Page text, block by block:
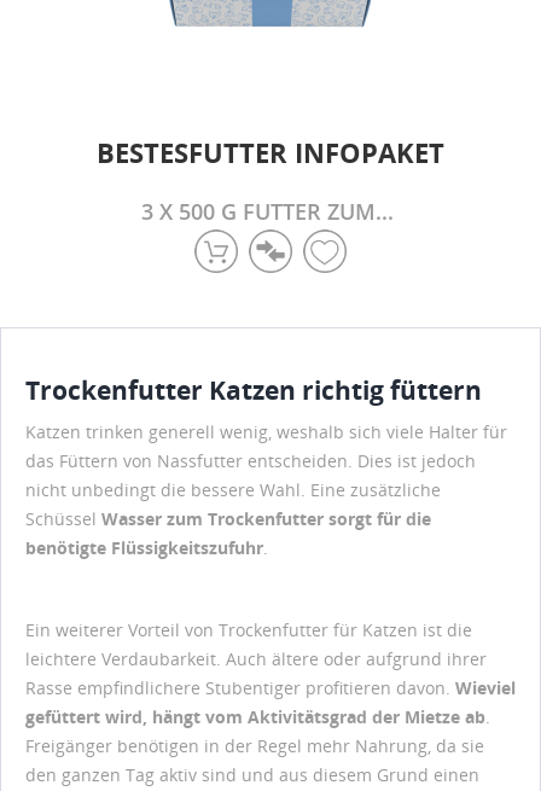
BESTESFUTTER INFOPAKET
KATZENFUTTER
3 X 500 G FUTTER ZUM...
Trockenfutter Katzen richtig füttern
Katzen trinken generell wenig, weshalb sich viele Halter für
das Füttern von Nassfutter entscheiden. Dies ist jedoch
nicht unbedingt die bessere Wahl. Eine zusätzliche
Schüssel Wasser zum Trockenfutter sorgt für die
benötigte Flüssigkeitszufuhr.
Ein weiterer Vorteil von Trockenfutter für Katzen ist die
leichtere Verdaubarkeit. Auch ältere oder aufgrund ihrer
Rasse empfindlichere Stubentiger profitieren davon. Wieviel
gefüttert wird, hängt vom Aktivitätsgrad der Mietze ab.
Freigänger benötigen in der Regel mehr Nahrung, da sie
den ganzen Tag aktiv sind und aus diesem Grund einen